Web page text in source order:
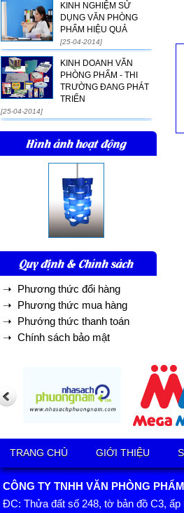
KINH NGHIỆM SỬ
DỤNG VĂN PHÒNG
PHẨM HIỆU QUẢ
[25-04-2014]
KINH DOANH VĂN
PHÒNG PHẨM - THI
TRƯỜNG ĐANG PHÁT
TRIỂN
[25-04-2014]
Hình ảnh hoạt động
Quy định & Chính sách
➝ Phương thức đổi hàng
➝ Phương thức mua hàng
➝ Phướng thức thanh toán
➝ Chính sách bảo mật
TRANG CHỦ GIỚI THIỆU
CÔNG TY TNHH VĂN PHÒNG
ĐC: Thửa đất số 248, tờ bản đồ C3,